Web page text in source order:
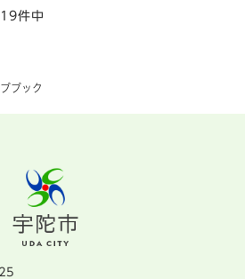
ブック
件中